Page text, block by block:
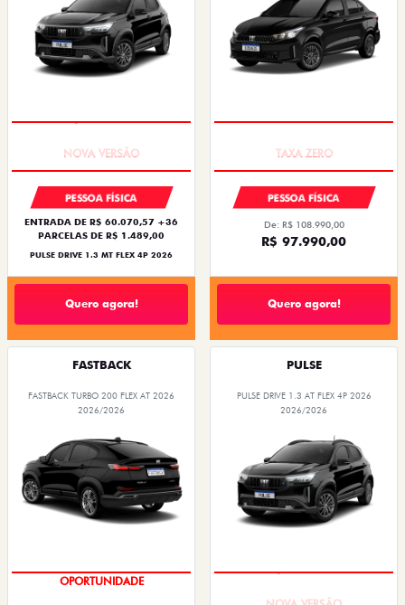
PESSOA FÍSICA
ENTRADA DE R$ 60.070,57 +36
PARCELAS DE R$ 1.489,00
PULSE DRIVE 1.3 MT FLEX 4P 2026
Quero agora!
PESSOA FÍSICA
De: R$ 108.990,00
R$ 97.990,00
Quero agora!
FASTBACK
FASTBACK TURBO 200 FLEX AT 2026
2026/2026
OPORTUNIDADE
PULSE
PULSE DRIVE 1.3 AT FLEX 4P 2026
2026/2026